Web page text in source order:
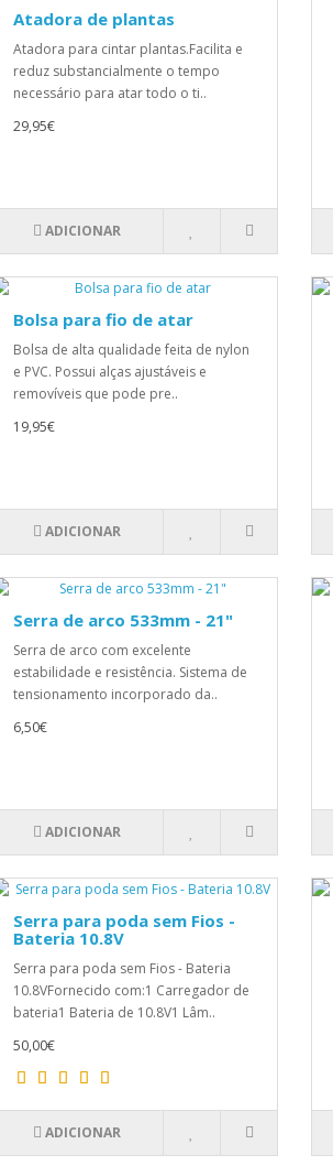
Atadora de plantas
Atadora para cintar plantas.Facilita e
reduz substancialmente o tempo
necessário para atar todo o ti..
29,95€
ADICIONAR
Bolsa para fio de atar
Bolsa de alta qualidade feita de nylon
e PVC. Possui alças ajustáveis e
removíveis que pode pre..
19,95€
ADICIONAR
Serra de arco 533mm - 21"
Serra de arco com excelente
estabilidade e resistência. Sistema de
tensionamento incorporado da..
6,50€
ADICIONAR
Serra para poda sem Fios -
Bateria 10.8V
Serra para poda sem Fios - Bateria
10.8VFornecido com:1 Carregador de
bateria1 Bateria de 10.8V1 Lâm..
50,00€
ADICIONAR